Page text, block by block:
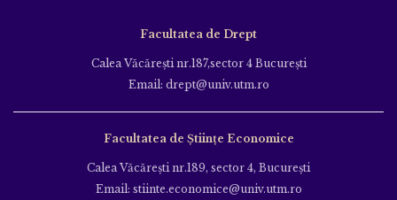
Facultatea de Drept
Calea Văcăreşti nr.187,sector 4 Bucureşti
Email: drept@univ.utm.ro
Facultatea de Științe Economice
Calea Văcăreşti nr.189, sector 4, Bucureşti
Email: stiinte.economice@univ.utm.ro